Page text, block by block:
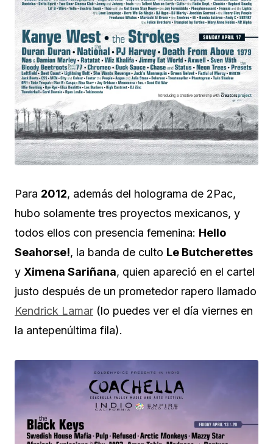
Para 2012, además del holograma de 2Pac,
hubo solamente tres proyectos mexicanos, y
todos ellos con presencia femenina: Hello
Seahorse!, la banda de culto Le Butcherettes
y Ximena Sariñana, quien apareció en el cartel
justo después de un prometedor rapero llamado
Kendrick Lamar (lo puedes ver el día viernes en
la antepenúltima fila).